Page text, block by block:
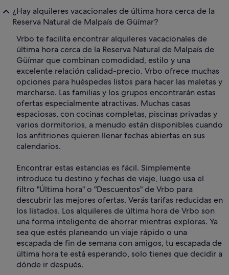
¿Hay alquileres vacacionales de última hora cerca de la
Reserva Natural de Malpaís de Güímar?
Vrbo te facilita encontrar alquileres vacacionales de
última hora cerca de la Reserva Natural de Malpaís de
Güímar que combinan comodidad, estilo y una
excelente relación calidad-precio. Vrbo ofrece muchas
opciones para huéspedes listos para hacer las maletas y
marcharse. Las familias y los grupos encontrarán estas
ofertas especialmente atractivas. Muchas casas
espaciosas, con cocinas completas, piscinas privadas y
varios dormitorios, a menudo están disponibles cuando
los anfitriones quieren llenar fechas abiertas en sus
calendarios.
Encontrar estas estancias es fácil. Simplemente
introduce tu destino y fechas de viaje, luego usa el
filtro "Última hora" o "Descuentos" de Vrbo para
descubrir las mejores ofertas. Verás tarifas reducidas en
los listados. Los alquileres de última hora de Vrbo son
una forma inteligente de ahorrar mientras exploras. Ya
sea que estés planeando un viaje rápido o una
escapada de fin de semana con amigos, tu escapada de
última hora te está esperando, solo tienes que decidir a
dónde ir después.